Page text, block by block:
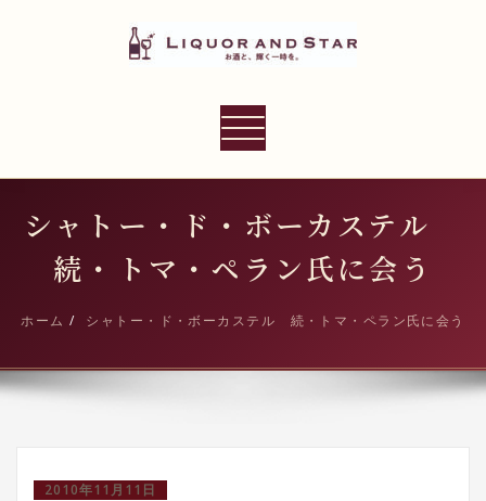
プ
LIQUOR AND STAR
ナ
ー
ョ
り
シャトー・ド・ボーカステル
続・トマ・ペラン氏に会う
ホーム シャトー・ド・ボーカステル 続・トマ・ペラン氏に会う
2010年11月11日